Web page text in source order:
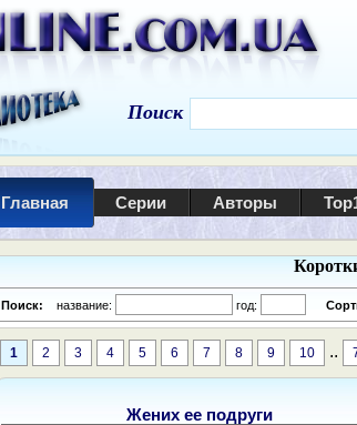
Поиск
Главная Серии Авторы
Поиск: название: год:
1 2 3 4 5 6 7 8 9 10 ..
Жених ее подруги